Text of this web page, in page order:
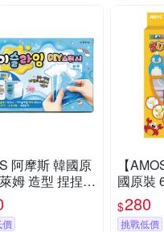
阿摩斯 韓國原
姆 造型 捏捏球
/ 組 IS120P2-
價
【
國原裝 6色 動物 主題
吊飾
$280
挑戰低價